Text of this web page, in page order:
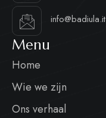
info@badiula.it
Menu
Home
Wie we zijn
Ons verhaal